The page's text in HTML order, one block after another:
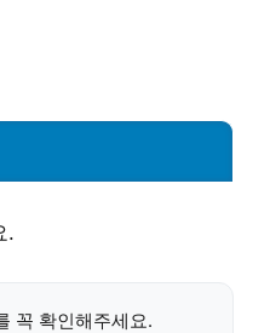
.
꼭 확인해주세요.